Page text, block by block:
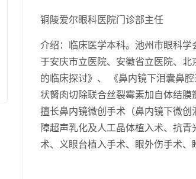
铜陵爱尔眼科医院门诊部主任
介绍：临床医学本科。池州市眼科
于安庆市立医院、安徽省立医院、
的临床探讨》、 《鼻内镜下泪囊鼻
状胬肉切除联合丝裂霉素加自体结膜
擅长鼻内镜微创手术（鼻内镜下微
障超声乳化及人工晶体植入术、抗
术、义眼台植入手术、眼外伤手术、